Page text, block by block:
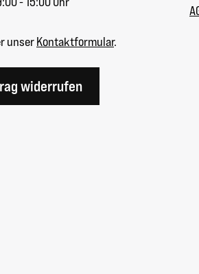
unserKontaktformular.
widerrufen